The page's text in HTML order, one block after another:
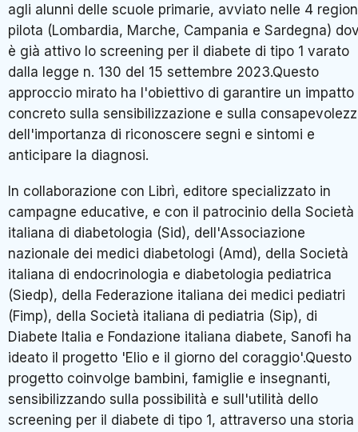
agli alunni delle scuole primarie, avviato nelle 4
pilota (Lombardia, Marche, Campania e Sardegna)
è già attivo lo screening per il diabete di tipo 1 varato
dalla legge n. 130 del 15 settembre 2023.Questo
approccio mirato ha l'obiettivo di garantire un impatto
concreto sulla sensibilizzazione e sulla
dell'importanza di riconoscere segni e sintomi e
anticipare la diagnosi.
In collaborazione con Librì, editore specializzato in
campagne educative, e con il patrocinio della Società
italiana di diabetologia (Sid), dell'Associazione
nazionale dei medici diabetologi (Amd), della Società
italiana di endocrinologia e diabetologia pediatrica
(Siedp), della Federazione italiana dei medici pediatri
(Fimp), della Società italiana di pediatria (Sip), di
Diabete Italia e Fondazione italiana diabete, Sanofi ha
ideato il progetto 'Elio e il giorno del coraggio'.Questo
progetto coinvolge bambini, famiglie e insegnanti,
sensibilizzando sulla possibilità e sull'utilità dello
screening per il diabete di tipo 1, attraverso una storia